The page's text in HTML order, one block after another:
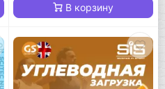
В корзину